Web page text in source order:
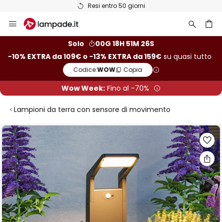
Resi entro 50 giorni
Salta
al
Solo
00G 18H 51M 26S
-10% EXTRA da 109€ o -13% EXTRA da 159€ su quasi tutto
Codice:WOW Copia
Wow Week: Fino al -70%
Lampioni da terra con sensore di movimento
Vai
alla
fine
della
galleria
di
immagini